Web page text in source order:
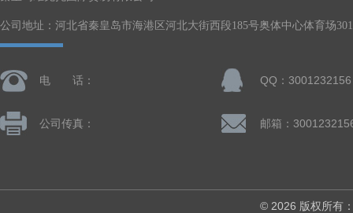
公司地址：河北省秦皇岛市海港区河北大街西段185号奥体中心体育场
电 话： QQ：3001232156
公司传真： 邮箱：
© 2026 版权所有